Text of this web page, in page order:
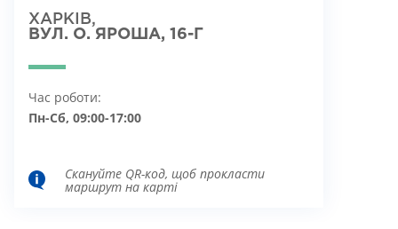
ХАРКІВ,
ВУЛ. О. ЯРОША, 16-Г
Час роботи:
Пн-Сб, 09:00-17:00
Скануйте QR-код, щоб прокласти
маршрут на карті